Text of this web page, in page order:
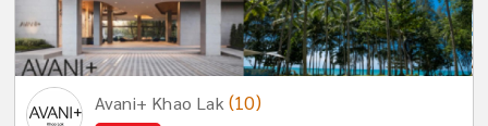
Avani+ Khao Lak (10)